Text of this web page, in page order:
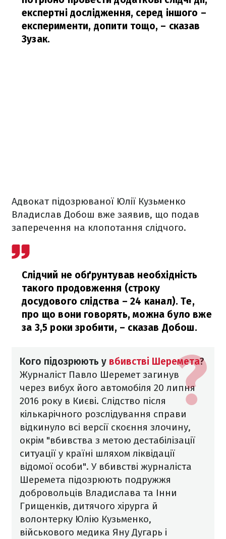
експертні дослідження, серед іншого –
експерименти, допити тощо, – сказав
Зузак.
Адвокат підозрюваної Юлії Кузьменко
Владислав Добош вже заявив, що подав
заперечення на клопотання слідчого.
Слідчий не обґрунтував необхідність
такого продовження (строку
досудового слідства – 24 канал). Те,
про що вони говорять, можна було вже
за 3,5 роки зробити, – сказав Добош.
Кого підозрюють у вбивстві Шеремета?
Журналіст Павло Шеремет загинув
через вибух його автомобіля 20 липня
2016 року в Києві. Слідство після
кількарічного розслідування справи
відкинуло всі версії скоєння злочину,
окрім "вбивства з метою дестабілізації
ситуації у країні шляхом ліквідації
відомої особи". У вбивстві журналіста
Шеремета підозрюють подружжя
добровольців Владислава та Інни
Грищенків, дитячого хірурга й
волонтерку Юлію Кузьменко,
військового медика Яну Дугарь і